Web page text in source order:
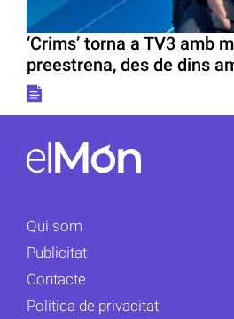
‘Crims’ torna a TV3 amb
preestrena, des de dins
Qui som
Publicitat
Contacte
Política de privacitat